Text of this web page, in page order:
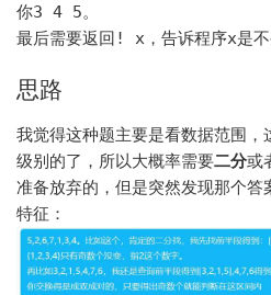
你3 4 5。
最后需要返回 ! x ，告诉程序x是不
思路
我觉得这种题主要是看数据范围，
级别的了，所以大概率需要二分或
准备放弃的，但是突然发现那个答
特征：